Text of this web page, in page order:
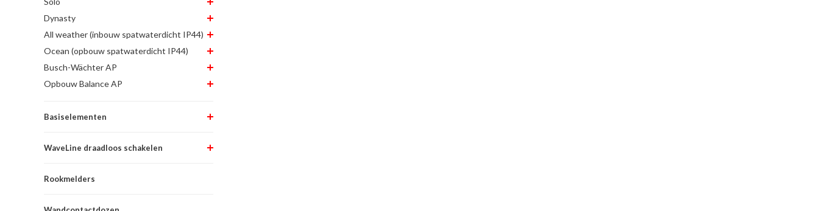
Dynasty
All weather (inbouw spatwaterdicht IP44)
Ocean (opbouw spatwaterdicht IP44)
Busch-Wächter AP
Opbouw Balance AP
Basiselementen
WaveLine draadloos schakelen
Rookmelders